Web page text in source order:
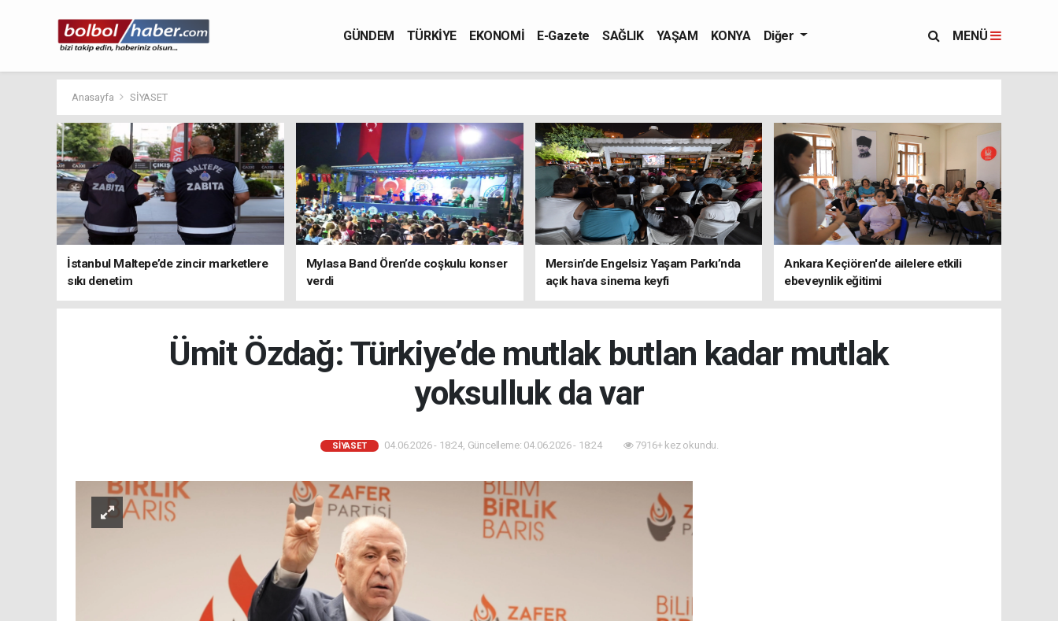
GÜNDEM TÜRKİYE EKONOMİ E-Gazete SAĞLIK YAŞAM KONYA Diğer MENÜ
Anasayfa SİYASET
İstanbul Maltepe’de zincir marketlere
sıkı denetim
Mylasa Band Ören’de coşkulu konser
verdi
Mersin’de Engelsiz Yaşam Parkı’nda
açık hava sinema keyfi
Ankara Keçiören'de ailelere etkili
ebeveynlik eğitimi
Ümit Özdağ: Türkiye’de mutlak butlan kadar mutlak
yoksulluk da var
SİYASET 04.06.2026 - 18:24, Güncelleme: 04.06.2026 - 18:24 7916+ kez okundu.